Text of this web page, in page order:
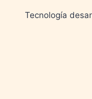
Tecnología